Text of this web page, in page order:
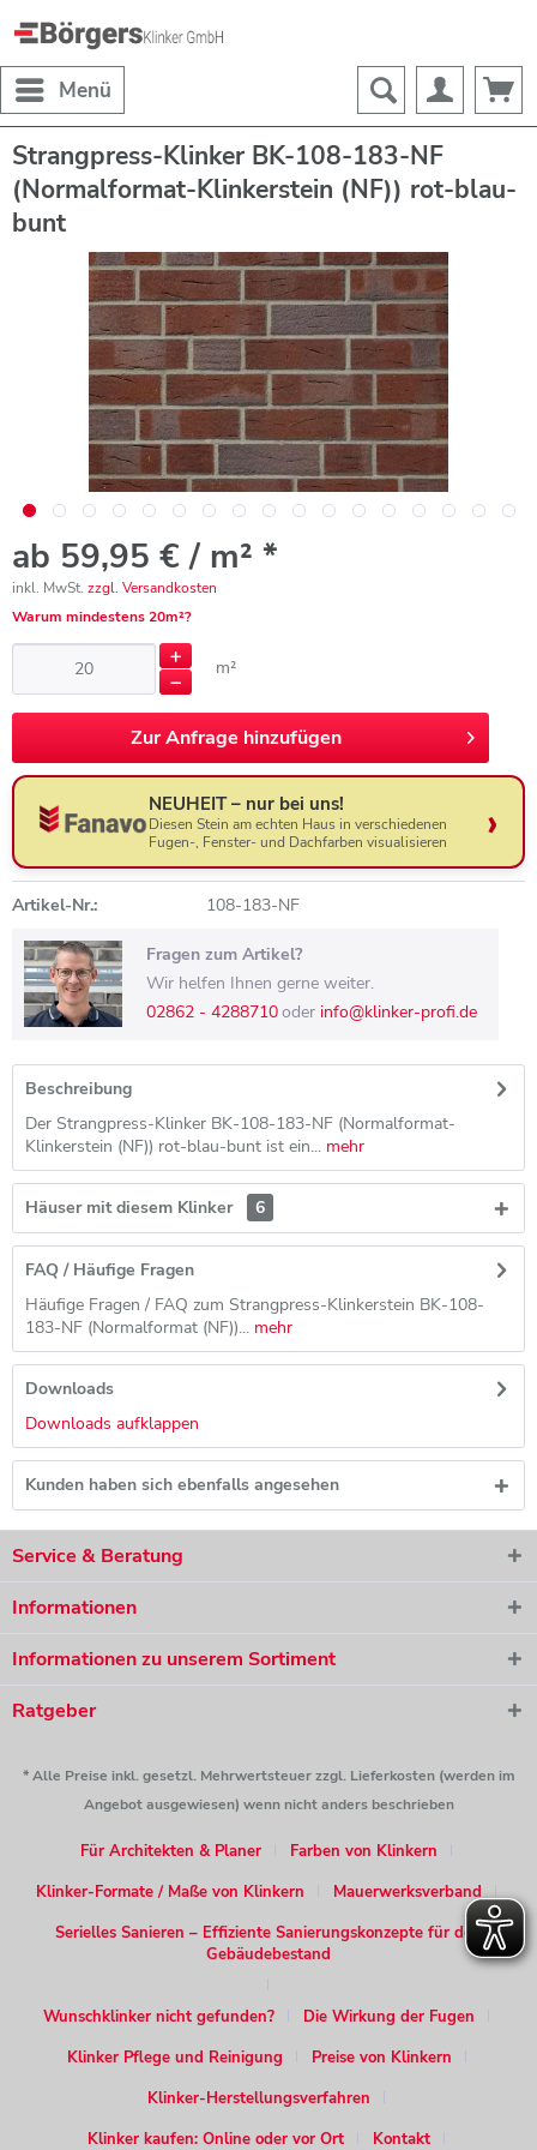
Menü
Strangpress-Klinker BK-108-183-NF
(Normalformat-Klinkerstein (NF)) rot-blau-
bunt
ab 59,95 € / m² *
inkl. MwSt. zzgl. Versandkosten
Warum mindestens 20m²?
m²
ZurAnfrage hinzufügen
NEUHEIT – nur bei uns!
Diesen Stein am echten Haus in verschiedenen
Fugen-, Fenster- und Dachfarben visualisieren
Artikel-Nr.: 108-183-NF
Fragen zum Artikel?
Wir helfen Ihnen gerne weiter.
02862 - 4288710oder info@klinker-profi.de
Beschreibung
Der Strangpress-Klinker BK-108-183-NF (Normalformat-
Klinkerstein (NF)) rot-blau-bunt ist ein... mehr
Häuser mit diesem Klinker 6
FAQ / Häufige Fragen
Häufige Fragen / FAQ zum Strangpress-Klinkerstein BK-108-
183-NF (Normalformat (NF))... mehr
Downloads
Downloads aufklappen
Kunden haben sich ebenfalls angesehen
Service & Beratung
Informationen
Informationen zu unserem Sortiment
Ratgeber
* Alle Preise inkl. gesetzl. Mehrwertsteuer zzgl. Lieferkosten (werden im
Angebot ausgewiesen) wenn nicht anders beschrieben
Für Architekten & Planer
Farben von Klinkern
Klinker-Formate / Maße von Klinkern
Mauerwerksverband
Serielles Sanieren – Effiziente Sanierungskonzepte für den
Gebäudebestand
Wunschklinker nicht gefunden?
Die Wirkung der Fugen
Klinker Pflege und Reinigung
Preise von Klinkern
Klinker-Herstellungsverfahren
Klinker kaufen: Online oder vor Ort
Kontakt